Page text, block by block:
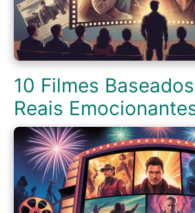
10 Filmes
Reais